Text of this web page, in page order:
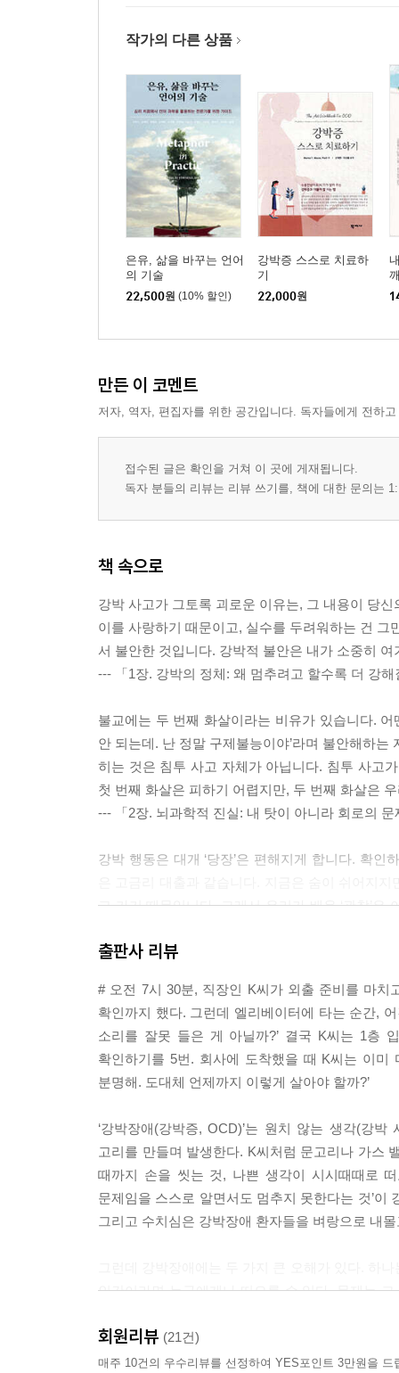
작가의 다른 상품
은유, 삶을 바꾸는 언어
의 기술
22,500원 (10% 할인)
강박증 스스로 치료하
기
22,000원
만든 이 코멘트
저자, 역자, 편집자를 위한 공간입니다. 독자들에게 전하
접수된 글은 확인을 거쳐 이 곳에 게재됩니다.
독자 분들의 리뷰는 리뷰 쓰기를, 책에 대한 문의는
책 속으로
강박 사고가 그토록 괴로운 이유는, 그 내용이 당
이를 사랑하기 때문이고, 실수를 두려워하는 건
서 불안한 것입니다. 강박적 불안은 내가 소중히
--- 「1장. 강박의 정체: 왜 멈추려고 할수록 더 강
불교에는 두 번째 화살이라는 비유가 있습니다.
안 되는데. 난 정말 구제불능이야’라며 불안해하
히는 것은 침투 사고 자체가 아닙니다. 침투 사고
첫 번째 화살은 피하기 어렵지만, 두 번째 화살은
--- 「2장. 뇌과학적 진실: 내 탓이 아니라 회로의
강박 행동은 대개 ‘당장’은 편해지게 합니다. 확
고 가기 때문입니다. 그래서 우리가 배운 ‘관찰’은
--- 「5장. 탈융합: 생각과 나 사이에 틈 벌리기」 중
ERP 과정을 가장 잘 설명해주는 비유는 ‘차가운
워!” 하고 비명을 지르며 뛰쳐나오고 싶습니다. 이
기억됩니다. 하지만 눈을 질끈 감고 물속에 몸을
집니다. 물이 따뜻해진 것이 아닙니다. 당신의 피
이와 같습니다.
‘불안한 채로 밥을 먹고, 불안한 채로 보고서를 쓴
일상을 지속하면 뇌는 깨닫게 됩니다. ‘아, 이 불
뇌는 스스로 경보를 끕니다. 모든 것이 평온해야
--- 「7장. 일상 적용: 예고 없는 불안에 대처하기」
--- 「8장. 마음의 쿠션: 나를 다정하게 대하는 태도
출판사 리뷰
# 오전 7시 30분, 직장인 K씨가 외출 준비를 마
확인까지 했다. 그런데 엘리베이터에 타는 순간,
소리를 잘못 들은 게 아닐까?’ 결국 K씨는 1층
확인하기를 5번. 회사에 도착했을 때 K씨는 이미
분명해. 도대체 언제까지 이렇게 살아야 할까?’
‘강박장애(강박증, OCD)’는 원치 않는 생각(강
고리를 만들며 발생한다. K씨처럼 문고리나 가스
때까지 손을 씻는 것, 나쁜 생각이 시시때때로
문제임을 스스로 알면서도 멈추지 못한다는 것’
그리고 수치심은 강박장애 환자들을 벼랑으로 내
인간이라면 누구에게나 떠오를 수 있다. 문제는
50명 중 1명에 해당된다. 여기다 진단 기준에는
인해 통계에 반영되지 않은 인구까지 합하면, 강
회원리뷰 (21건)
매주 10건의 우수리뷰를 선정하여 YES포인트 3만원을 드